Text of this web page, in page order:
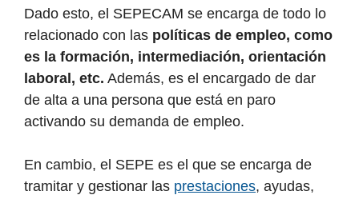
Dado esto, el SEPECAM se encarga de todo lo
relacionado con las políticas de empleo, como
es la formación, intermediación, orientación
laboral, etc. Además, es el encargado de dar
de alta a una persona que está en paro
activando su demanda de empleo.
En cambio, el SEPE es el que se encarga de
tramitar y gestionar las prestaciones, ayudas,